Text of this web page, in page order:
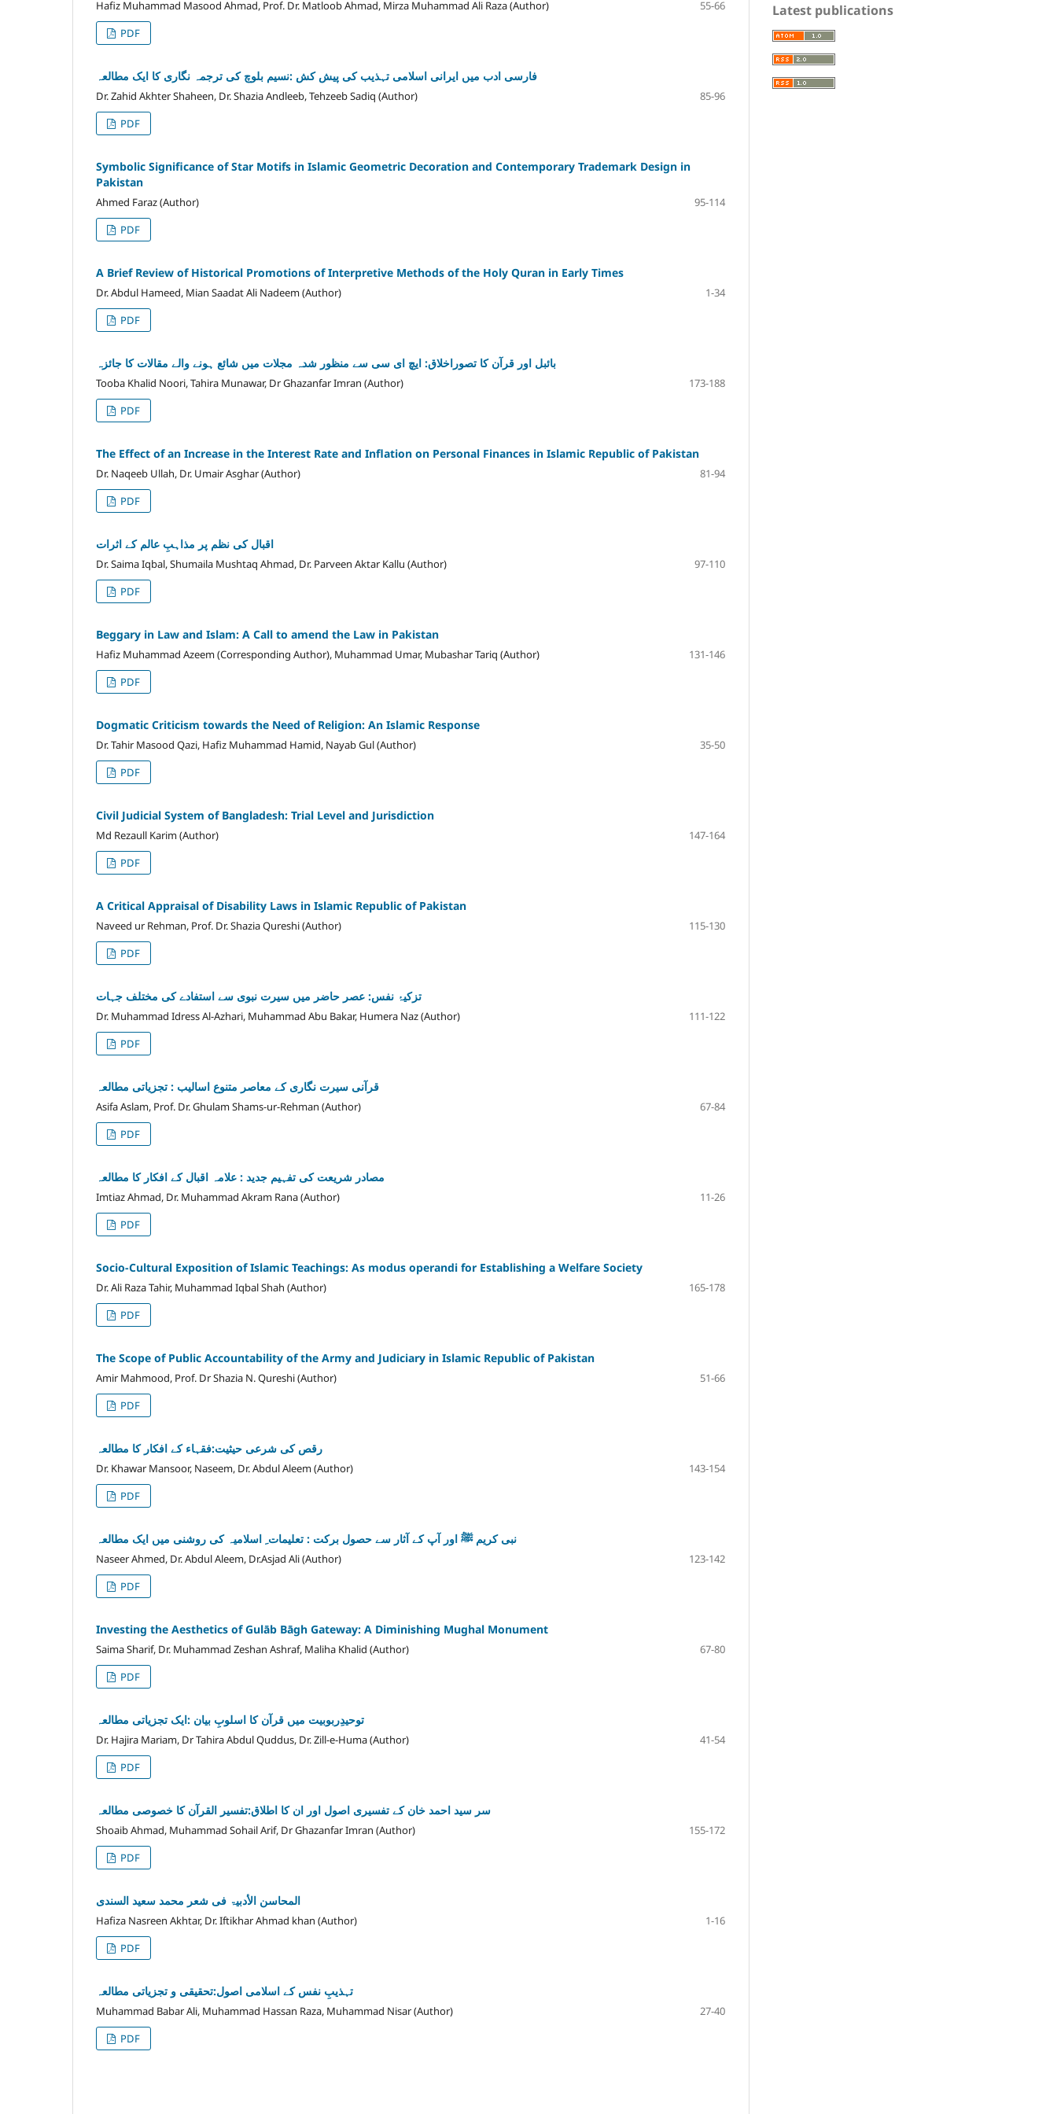
Hafiz Muhammad Masood Ahmad, Prof. Dr. Matloob Ahmad, Mirza Muhammad Ali Raza (Author)
55-66
PDF
فارسی ادب میں ایرانی اسلامی تہذیب کی پیش کش :نسیم بلوچ کی ترجمہ نگاری کا ایک مطالعہ
Dr. Zahid Akhter Shaheen, Dr. Shazia Andleeb, Tehzeeb Sadiq (Author)
85-96
PDF
Symbolic Significance of Star Motifs in Islamic Geometric Decoration and Contemporary Trademark Design in
Pakistan
Ahmed Faraz (Author)
95-114
PDF
A Brief Review of Historical Promotions of Interpretive Methods of the Holy Quran in Early Times
Dr. Abdul Hameed, Mian Saadat Ali Nadeem (Author)
1-34
PDF
بائبل اور قرآن کا تصوراخلاق: ایچ ای سی سے منظور شدہ مجلات میں شائع ہونے والے مقالات کا جائزہ
Tooba Khalid Noori, Tahira Munawar, Dr Ghazanfar Imran (Author)
173-188
PDF
The Effect of an Increase in the Interest Rate and Inflation on Personal Finances in Islamic Republic of Pakistan
Dr. Naqeeb Ullah, Dr. Umair Asghar (Author)
81-94
PDF
اقبال کی نظم پر مذاہبِ عالم کے اثرات
Dr. Saima Iqbal, Shumaila Mushtaq Ahmad, Dr. Parveen Aktar Kallu (Author)
97-110
PDF
Beggary in Law and Islam: A Call to amend the Law in Pakistan
Hafiz Muhammad Azeem (Corresponding Author), Muhammad Umar, Mubashar Tariq (Author)
131-146
PDF
Dogmatic Criticism towards the Need of Religion: An Islamic Response
Dr. Tahir Masood Qazi, Hafiz Muhammad Hamid, Nayab Gul (Author)
35-50
PDF
Civil Judicial System of Bangladesh: Trial Level and Jurisdiction
Md Rezaull Karim (Author)
147-164
PDF
A Critical Appraisal of Disability Laws in Islamic Republic of Pakistan
Naveed ur Rehman, Prof. Dr. Shazia Qureshi (Author)
115-130
PDF
تزکیۂ نفس: عصر حاضر میں سیرت نبوی سے استفادے کی مختلف جہات
Dr. Muhammad Idress Al-Azhari, Muhammad Abu Bakar, Humera Naz (Author)
111-122
PDF
قرآنی سیرت نگاری کے معاصر متنوع اسالیب : تجزیاتی مطالعہ
Asifa Aslam, Prof. Dr. Ghulam Shams-ur-Rehman (Author)
67-84
PDF
مصادر شریعت کی تفہیم جدید : علامہ اقبال کے افکار کا مطالعہ
Imtiaz Ahmad, Dr. Muhammad Akram Rana (Author)
11-26
PDF
Socio-Cultural Exposition of Islamic Teachings: As modus operandi for Establishing a Welfare Society
Dr. Ali Raza Tahir, Muhammad Iqbal Shah (Author)
165-178
PDF
The Scope of Public Accountability of the Army and Judiciary in Islamic Republic of Pakistan
Amir Mahmood, Prof. Dr Shazia N. Qureshi (Author)
51-66
PDF
رقص کی شرعی حیثیت:فقہاء کے افکار کا مطالعہ
Dr. Khawar Mansoor, Naseem, Dr. Abdul Aleem (Author)
143-154
PDF
نبی کریم ﷺ اور آپ کے آثار سے حصول برکت : تعلیمات ِ اسلامیہ کی روشنی میں ایک مطالعہ
Naseer Ahmed, Dr. Abdul Aleem, Dr.Asjad Ali (Author)
123-142
PDF
Investing the Aesthetics of Gulāb Bāgh Gateway: A Diminishing Mughal Monument
Saima Sharif, Dr. Muhammad Zeshan Ashraf, Maliha Khalid (Author)
67-80
PDF
توحیدِربوبیت میں قرآن کا اسلوبِ بیان :ایک تجزیاتی مطالعہ
Dr. Hajira Mariam, Dr Tahira Abdul Quddus, Dr. Zill-e-Huma (Author)
41-54
PDF
سر سید احمد خان کے تفسیری اصول اور ان کا اطلاق:تفسیر القرآن کا خصوصی مطالعہ
Shoaib Ahmad, Muhammad Sohail Arif, Dr Ghazanfar Imran (Author)
155-172
PDF
المحاسن الأدبیۃ فی شعر محمد سعید السندی
Hafiza Nasreen Akhtar, Dr. Iftikhar Ahmad khan (Author)
1-16
PDF
تہذیبِ نفس کے اسلامی اصول:تحقیقی و تجزیاتی مطالعہ
Muhammad Babar Ali, Muhammad Hassan Raza, Muhammad Nisar (Author)
27-40
PDF
Latest publications